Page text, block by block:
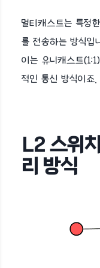
멀티캐스트는 특정
를 전송하는 방식입
이는 유니캐스트
적인 통신 방식이죠.
L2 스위
리 방식